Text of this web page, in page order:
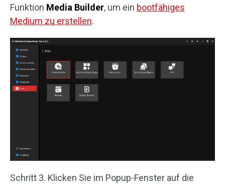
Funktion Media Builder, um ein bootfähiges
Medium zu erstellen.
Schritt 3. Klicken Sie im Popup-Fenster auf die